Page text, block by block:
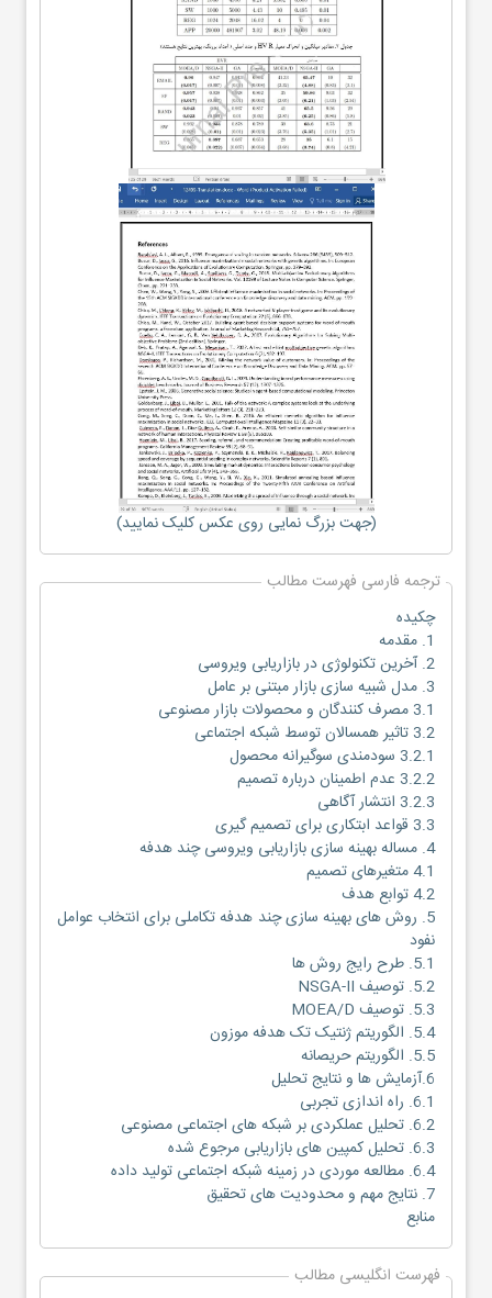
(جهت بزرگ نمایی روی عکس کلیک نمایید)
ترجمه فارسی فهرست مطالب
چکیده
1. مقدمه
2. آخرین تکنولوژی در بازاریابی ویروسی
3. مدل شبیه سازی بازار مبتنی بر عامل
3.1 مصرف کنندگان و محصولات بازار مصنوعی
3.2 تاثیر همسالان توسط شبکه اجتماعی
3.2.1 سودمندی سوگیرانه محصول
3.2.2 عدم اطمینان درباره تصمیم
3.2.3 انتشار آگاهی
3.3 قواعد ابتکاری برای تصمیم گیری
4. مساله بهینه سازی بازاریابی ویروسی چند هدفه
4.1 متغیرهای تصمیم
4.2 توابع هدف
5. روش های بهینه سازی چند هدفه تکاملی برای انتخاب عوامل
نفود
5.1. طرح رایج روش ها
5.2. توصیف NSGA-II
5.3. توصیف MOEA/D
5.4. الگوریتم ژنتیک تک هدفه موزون
5.5. الگوریتم حریصانه
6.آزمایش ها و نتایج تحلیل
6.1. راه اندازی تجربی
6.2. تحلیل عملکردی بر شبکه های اجتماعی مصنوعی
6.3. تحلیل کمپین های بازاریابی مرجوع شده
6.4. مطالعه موردی در زمینه شبکه اجتماعی تولید داده
7. نتایج مهم و محدودیت های تحقیق
منابع
فهرست انگلیسی مطالب